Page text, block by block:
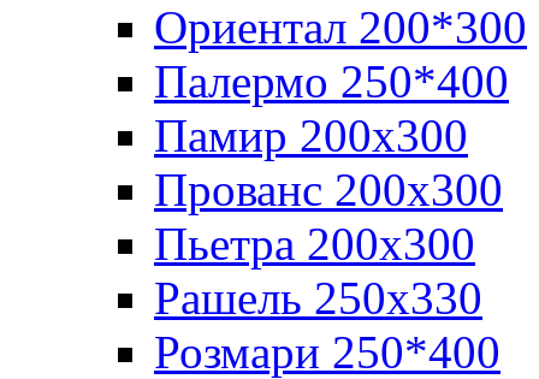
Ориентал 200*300
Палермо 250*400
Памир 200х300
Прованс 200х300
Пьетра 200х300
Рашель 250х330
Розмари 250*400